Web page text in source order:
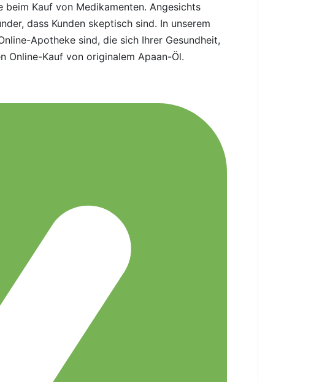
Kauf von Medikamenten. Angesichts
dass Kunden skeptisch sind. In unserem
Apotheke sind, die sich Ihrer Gesundheit,
Online-Kauf von originalem Apaan-Öl.